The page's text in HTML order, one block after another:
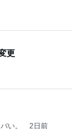
更
い。 2日前